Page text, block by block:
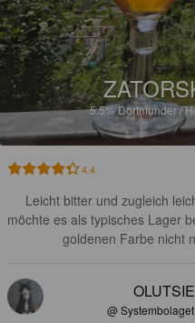
5.5%Dortmunder /
4.4
Leicht bitter und zugleich
möchte es als typisches Lager
goldenen Farbe nicht
@